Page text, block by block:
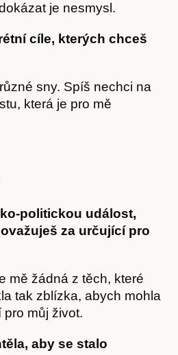
je nesmysl.
cíle, kterých chceš
sny. Spíš nechci na
která je pro mě
politickou událost,
za určující pro
mě žádná z těch, které
tak zblízka, abych mohla
můj život.
aby se stalo